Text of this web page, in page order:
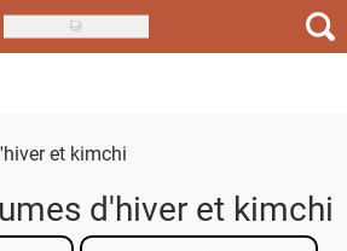
d'hiver et kimchi